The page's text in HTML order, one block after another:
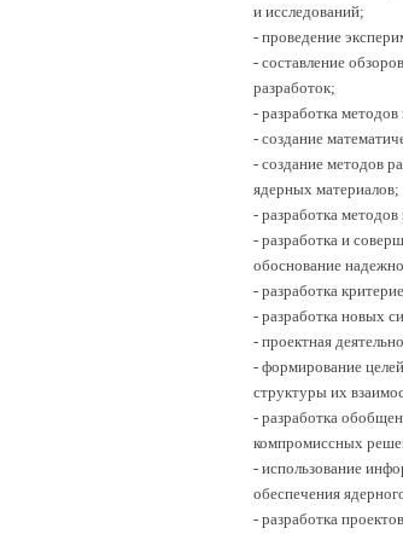
и исследований;
- проведение
- составление
разработок;
- разработка
- создание
- создание методов
ядерных материалов;
- разработка
- разработка и
обоснование
- разработка
- разработка новых
- проектная
- формирование
структуры их
- разработка
компромиссных
- использование
обеспечения
- разработка